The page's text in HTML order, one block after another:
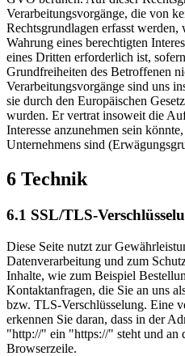
Verarbeitungsvorgänge, die von
Rechtsgrundlagen erfasst
Wahrung eines berechtigten
eines Dritten erforderlich ist,
Grundfreiheiten des Betroffenen
Verarbeitungsvorgänge sind uns
sie durch den Europäischen
wurden. Er vertrat insoweit die
Interesse anzunehmen sein
Unternehmens sind
6 Technik
6.1 SSL/TLS-
Diese Seite nutzt zur
Datenverarbeitung und zum
Inhalte, wie zum Beispiel
Kontaktanfragen, die Sie an uns
bzw. TLS-Verschlüsselung. Eine
erkennen Sie daran, dass in der
"http://" ein "https://" steht und an
Browserzeile.